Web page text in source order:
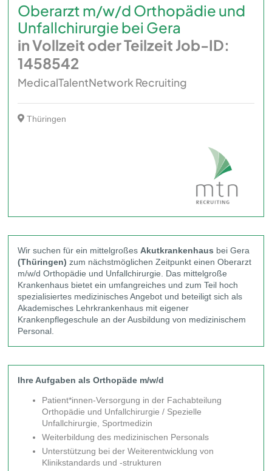
Oberarzt m/w/d Orthopädie und
Unfallchirurgie bei Gera
in Vollzeit oder Teilzeit Job-ID:
1458542
MedicalTalentNetwork Recruiting
Thüringen
Wir suchen für ein mittelgroßes Akutkrankenhaus bei Gera
(Thüringen) zum nächstmöglichen Zeitpunkt einen Oberarzt
m/w/d Orthopädie und Unfallchirurgie. Das mittelgroße
Krankenhaus bietet ein umfangreiches und zum Teil hoch
spezialisiertes medizinisches Angebot und beteiligt sich als
Akademisches Lehrkrankenhaus mit eigener
Krankenpflegeschule an der Ausbildung von medizinischem
Personal.
Ihre Aufgaben als Orthopäde m/w/d
Patient*innen-Versorgung in der Fachabteilung
Orthopädie und Unfallchirurgie / Spezielle
Unfallchirurgie, Sportmedizin
Weiterbildung des medizinischen Personals
Unterstützung bei der Weiterentwicklung von
Klinikstandards und -strukturen